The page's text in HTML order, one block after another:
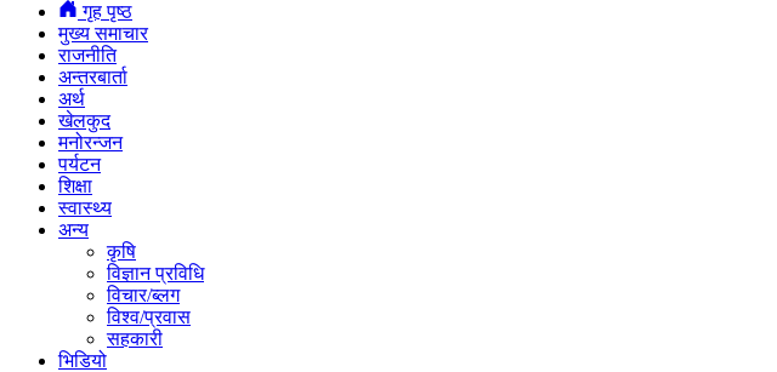
गृह पृष्ठ
मुख्य समाचार
राजनीति
अन्तरबार्ता
अर्थ
खेलकुद
मनोरन्जन
पर्यटन
शिक्षा
स्वास्थ्य
अन्य
कृषि
विज्ञान प्रविधि
विचार/ब्लग
विश्व/प्रवास
सहकारी
भिडियो